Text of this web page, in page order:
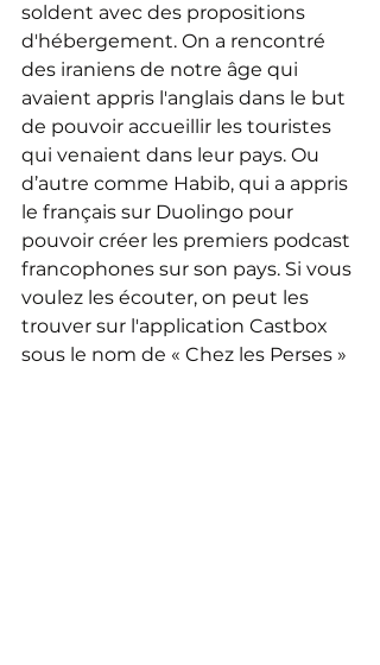
soldent avec des propositions
d'hébergement. On a rencontré
des iraniens de notre âge qui
avaient appris l'anglais dans le but
de pouvoir accueillir les touristes
qui venaient dans leur pays. Ou
d’autre comme Habib, qui a appris
le français sur Duolingo pour
pouvoir créer les premiers podcast
francophones sur son pays. Si vous
voulez les écouter, on peut les
trouver sur l'application Castbox
sous le nom de « Chez les Perses »